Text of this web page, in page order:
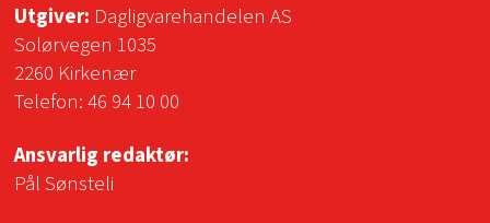
Utgiver: Dagligvarehandelen AS
Solørvegen 1035
2260 Kirkenær
Telefon:46 94 10 00
Ansvarlig redaktør:
Pål Sønsteli